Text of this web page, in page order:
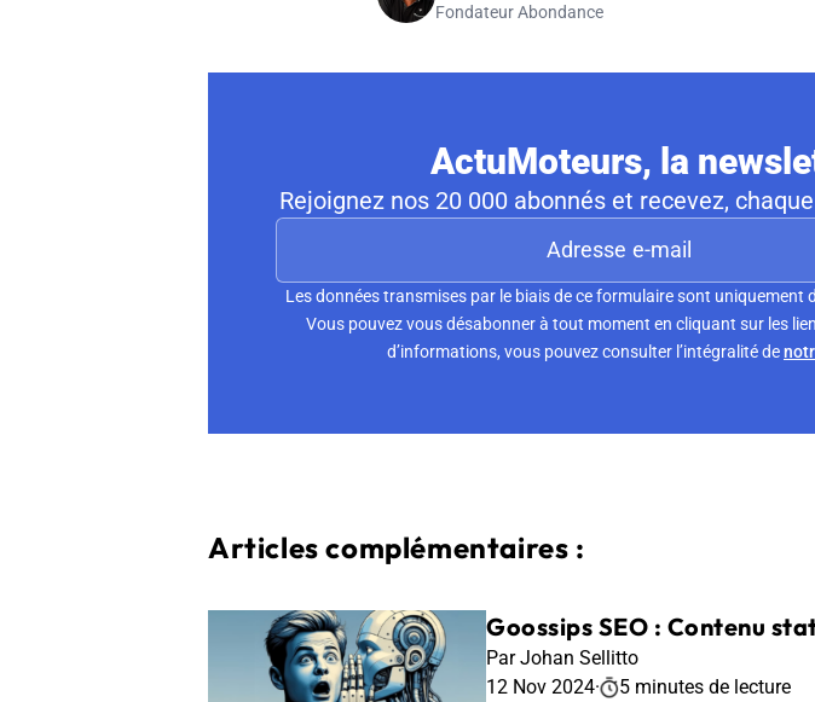
Fondateur Abondance
ActuMoteurs, la
Rejoignez nos 20 000 abonnés et recevez,
Les données transmises par le biais de ce formulaire sont uniquement
Vous pouvez vous désabonner à tout moment en cliquant sur les
d’informations, vous pouvez consulter l’intégralité de
Articles complémentaires :
Goossips SEO : Contenu
Par Johan Sellitto
12 Nov 2024· 5 minutes de lecture